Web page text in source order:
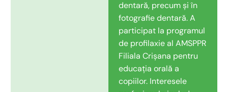
dentară, precum și în
fotografie dentară. A
participat la programul
de profilaxie al AMSPPR
Filiala Crișana pentru
educația orală a
copiilor. Interesele